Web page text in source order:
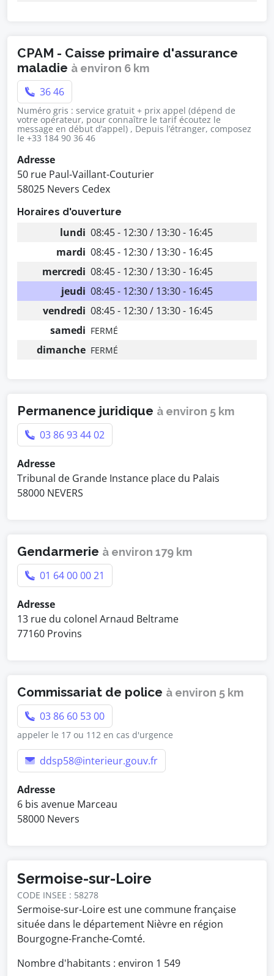
CPAM - Caisse primaire d'assurance
maladie à environ 6 km
36 46
Numéro gris : service gratuit + prix appel (dépend de
votre opérateur, pour connaître le tarif écoutez le
message en début d’appel) , Depuis l’étranger, composez
le +33 184 90 36 46
Adresse
50 rue Paul-Vaillant-Couturier
58025 Nevers Cedex
Horaires d'ouverture
lundi 08:45 - 12:30 / 13:30 - 16:45
mardi 08:45 - 12:30 / 13:30 - 16:45
mercredi 08:45 - 12:30 / 13:30 - 16:45
jeudi 08:45 - 12:30 / 13:30 - 16:45
vendredi 08:45 - 12:30 / 13:30 - 16:45
samedi FERMÉ
dimanche FERMÉ
Permanence juridique à environ 5 km
03 86 93 44 02
Adresse
Tribunal de Grande Instance place du Palais
58000 NEVERS
Gendarmerie à environ 179 km
01 64 00 00 21
Adresse
13 rue du colonel Arnaud Beltrame
77160 Provins
Commissariat de police à environ 5 km
03 86 60 53 00
appeler le 17 ou 112 en cas d'urgence
ddsp58@interieur.gouv.fr
Adresse
6 bis avenue Marceau
58000 Nevers
Sermoise-sur-Loire
CODE INSEE : 58278
Sermoise-sur-Loire est une commune française
située dans le département Nièvre en région
Bourgogne-Franche-Comté.
Nombre d'habitants : environ 1 549